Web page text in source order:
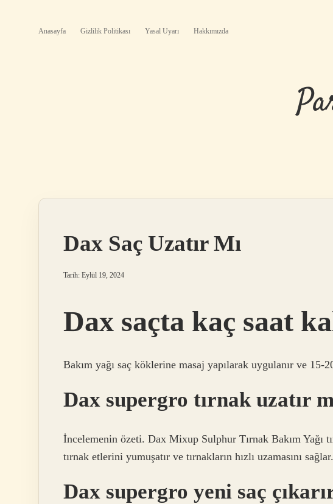
Anasayfa Gizlilik Politikası Yasal Uyarı Hakkımızda
Dax Saç Uzatır Mı
Tarih: Eylül 19, 2024
Dax saçta kaç saat
Bakım yağı saç köklerine masaj yapılarak uygulanır ve 15-
Dax supergro tırnak uzatır
İncelemenin özeti. Dax Mixup Sulphur Tırnak Bakım Yağı
tırnak etlerini yumuşatır ve tırnakların hızlı uzamasını sağlar.
Dax supergro yeni saç